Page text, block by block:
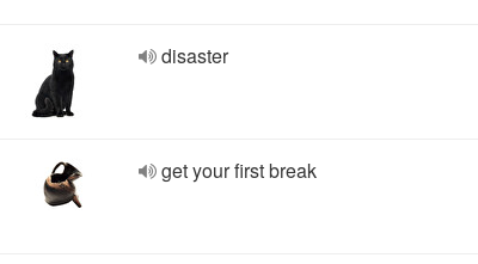
disaster
get your first break